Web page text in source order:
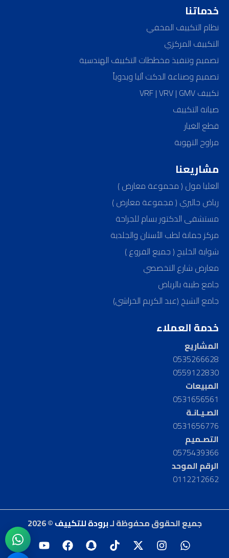
خدماتنا
نظام التكييف المخفي
التكييف المركزي
تصميم وتنفيذ مخططات التكييف الهندسية
تصميم وصناعة الدكت آليا ويدوياً
تكييف VRF | VRV | GMV
صيانة التكييف
قطع الغيار
مراوح التهوية
مشاريعنا
العليا مول ( مجموعة معارض )
رياض جاليري ( مجموعة معارض )
مستشفى الدكتور بسام للجراحة
مركز جمانة لطب الأسنان والجلدية
شواية الخليج ( جميع الفروع )
معارض شارع التخصصي
جامع طيبة بالرياض
جامع الشيخ (عبد الكريم الخراشي)
خدمة العملاء
المشاريع
0535266628
0559122830
المبيعات
0531656561
الصـيـانـة
0531656776
التصـميم
0575439366
الرقم الموحد
0112212662
جميع الحقوق محفوظة لـبرودة للتكييف© 2026